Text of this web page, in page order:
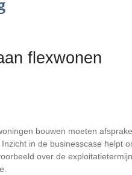
flexwonen
bouwen moeten
in de businesscase helpt
over de